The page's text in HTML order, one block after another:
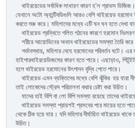
থাইরয়েডের সর্বাধিক সাধারণ কারণ হ'ল গ্রাভস
যেখানে অটো অ্যান্টিবডিগুলি আরও বেশি থাইরয়েড হরমোন
করতে শুরু করে। মহিলাদের মধ্যে এটি ঘন ঘন হতে দেখা
থাইরয়েড গ্রন্থিতে গলিত গঠনের কারণে হরমোন
শরীরে আয়োডিনের অভাব থাইরয়েডের সমস্যা তৈরি
গর্ভাবস্থায়, মহিলার দেহে হরমোনের পরিবর্তন ঘটে।
হাইপারথাইরয়েডিজমের কারণ হতে পারে। এছাড়াও,
হলে থাইরয়েড হরমোনের উৎপাদন বৃদ্ধি পেতে পারে।
থাইরয়েড এমন ব্যক্তিদের মধ্যে বেশি ঝুঁকির হয় যারা
তাই লোকেদের স্ট্রেস পরিচালনা করার চেষ্টা করা উচিত।
যাদের হাই বিপি বা লো বিপি সমস্যা রয়েছে তাদের
থাইরয়েড সমস্যা প্রায়শই প্রসবের পরে মায়ের হতে
থেকে ঠিক হয়ে যায়। যদি মহিলার দীর্ঘায়িত থাইরয়েড
উচিত।